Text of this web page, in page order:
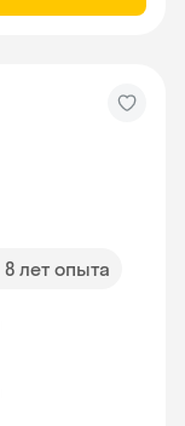
8 лет опыта